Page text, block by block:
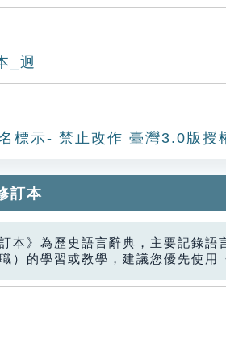
_迥
標示- 禁止改作 臺灣3.0版授
訂本
訂本》為歷史語言辭典，主要記錄
）的學習或教學，建議您優先使用